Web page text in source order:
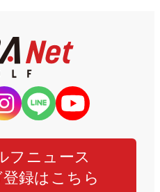
フニュース
録はこちら